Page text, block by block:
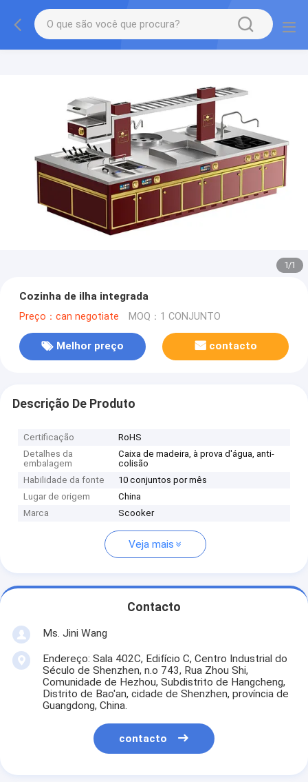
1/1
Cozinha de ilha integrada
Preço：can negotiate MOQ：1 CONJUNTO
Melhor preço contacto
Descrição De Produto
Certificação
RoHS
Detalhes da
embalagem
Caixa de madeira, à prova d'água, anti-
colisão
Habilidade da fonte
10 conjuntos por mês
Lugar de origem
China
Marca
Scooker
Veja mais
Contacto
Ms. Jini Wang
Endereço: Sala 402C, Edifício C, Centro Industrial do
Século de Shenzhen, n.o 743, Rua Zhou Shi,
Comunidade de Hezhou, Subdistrito de Hangcheng,
Distrito de Bao'an, cidade de Shenzhen, província de
Guangdong, China.
contacto